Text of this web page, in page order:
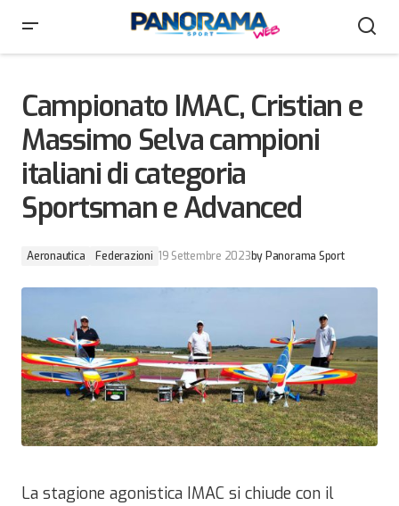
Campionato IMAC, Cristian e
Massimo Selva campioni
italiani di categoria
Sportsman e Advanced
Aeronautica Federazioni 19 Settembre 2023by Panorama Sport
La stagione agonistica IMAC si chiude con il